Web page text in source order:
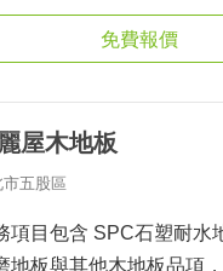
免費報價
屋木地板
市五股區
項目包含 SPC石塑耐水
地板與其他木地板品項